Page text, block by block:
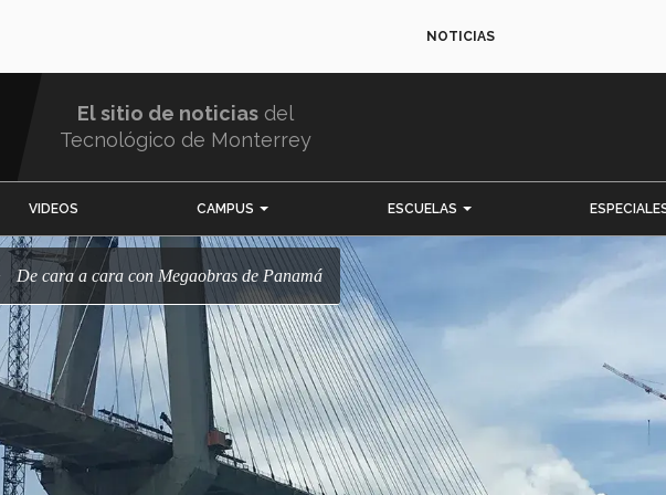
NOTICIAS
El sitio de noticias del
Tecnológico de Monterrey
VIDEOS CAMPUS ESCUELAS
De cara a cara con Megaobras de Panamá